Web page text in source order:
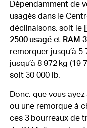
Dépendamment de
usagés dans le
déclinaisons, soit le
2500 usagé et RAM
remorquer jusqu’à 5
jusqu’à 8 972 kg (19
soit 30 000 lb.
Donc, que vous
ou une remorque à
ces 3 bourreaux de